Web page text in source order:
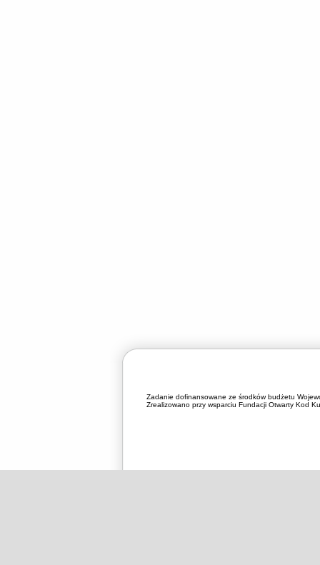
Zadanie dofinansowane ze środków budżetu
Zrealizowano przy wsparciu Fundacji Otwarty Kod